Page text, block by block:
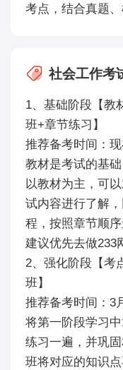
考点，结合真题、
社会工作考
1、基础阶段【教
班+章节练习】
推荐备考时间：现
教材是考试的基
以教材为主，可
试内容进行了解
程，按照章节顺
建议优先去做233
2、强化阶段【考
班】
推荐备考时间：3
将第一阶段学习
练习一遍，并巩
班将对应的知识